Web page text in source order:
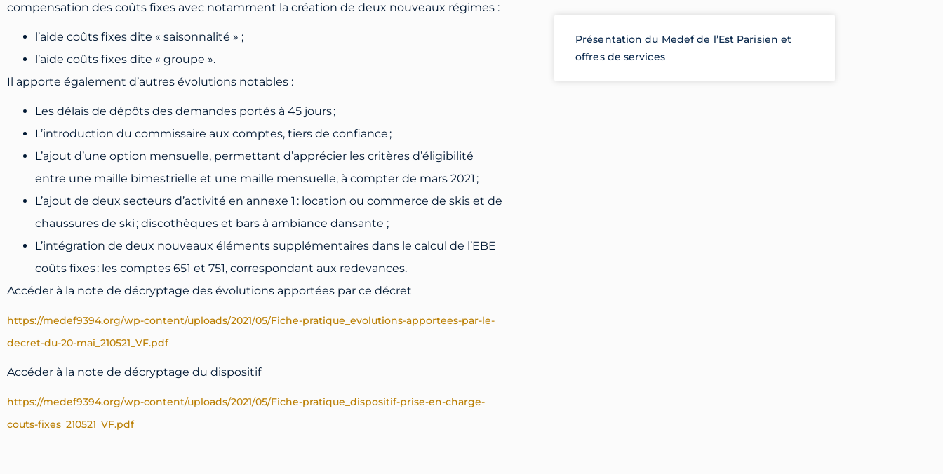
compensation des coûts fixes avec notamment la création de deux nouveaux régimes :
l’aide coûts fixes dite « saisonnalité » ;
l’aide coûts fixes dite « groupe ».
Il apporte également d’autres évolutions notables :
Les délais de dépôts des demandes portés à 45 jours ;
L’introduction du commissaire aux comptes, tiers de confiance ;
L’ajout d’une option mensuelle, permettant d’apprécier les critères d’éligibilité
entre une maille bimestrielle et une maille mensuelle, à compter de mars 2021 ;
L’ajout de deux secteurs d’activité en annexe 1 : location ou commerce de skis et de
chaussures de ski ; discothèques et bars à ambiance dansante ;
L’intégration de deux nouveaux éléments supplémentaires dans le calcul de l’EBE
coûts fixes : les comptes 651 et 751, correspondant aux redevances.
Accéder à la note de décryptage des évolutions apportées par ce décret
https://medef9394.org/wp-content/uploads/2021/05/Fiche-pratique_evolutions-apportees-par-le-
decret-du-20-mai_210521_VF.pdf
Accéder à la note de décryptage du dispositif
https://medef9394.org/wp-content/uploads/2021/05/Fiche-pratique_dispositif-prise-en-charge-
couts-fixes_210521_VF.pdf
Présentation du Medef de l’Est Parisien et
offres de services